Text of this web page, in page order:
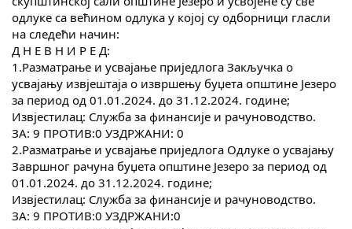
Обавјештења
Заштита од пожара
COVID 19
Геоистраживања
ФИНАНСИЈЕ
ПРИВРЕДА
одлуке са већином одлука у којој су одборници гласли
на следећи начин:
Д Н Е В Н И Р Е Д:
1.Разматрање и усвајање приједлога Закључка о
усвајању извјештаја о извршењу буџета општине Језеро
за период од 01.01.2024. до 31.12.2024. године;
Извјестилац: Служба за финансије и рачуноводство.
ЗА: 9 ПРОТИВ:0 УЗДРЖАНИ: 0
2.Разматрање и усвајање приједлога Одлуке о усвајању
Завршног рачуна буџета општине Језеро за период од
01.01.2024. до 31.12.2024. године;
Извјестилац: Служба за финансије и рачуноводство.
ЗА: 9 ПРОТИВ:0 УЗДРЖАНИ:0